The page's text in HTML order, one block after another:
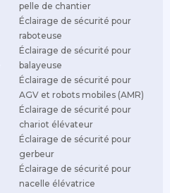
pelle de chantier
Éclairage de sécurité pour
raboteuse
Éclairage de sécurité pour
balayeuse
Éclairage de sécurité pour
AGV et robots mobiles (AMR)
Éclairage de sécurité pour
chariot élévateur
Éclairage de sécurité pour
gerbeur
Éclairage de sécurité pour
nacelle élévatrice